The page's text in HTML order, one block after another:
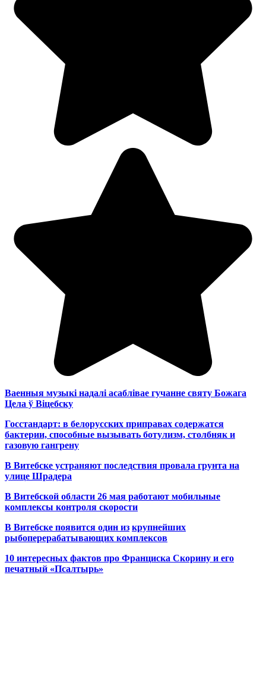
Ваенныя музыкі надалі асаблівае гучанне святу Божага
Цела ў Віцебску
Госстандарт: в белорусских приправах содержатся
бактерии, способные вызывать ботулизм, столбняк и
газовую гангрену
В Витебске устраняют последствия провала грунта на
улице Шрадера
В Витебской области 26 мая работают мобильные
комплексы контроля скорости
В Витебске появится один из крупнейших
рыбоперерабатывающих комплексов
10 интересных фактов про Франциска Скорину и его
печатный «Псалтырь»